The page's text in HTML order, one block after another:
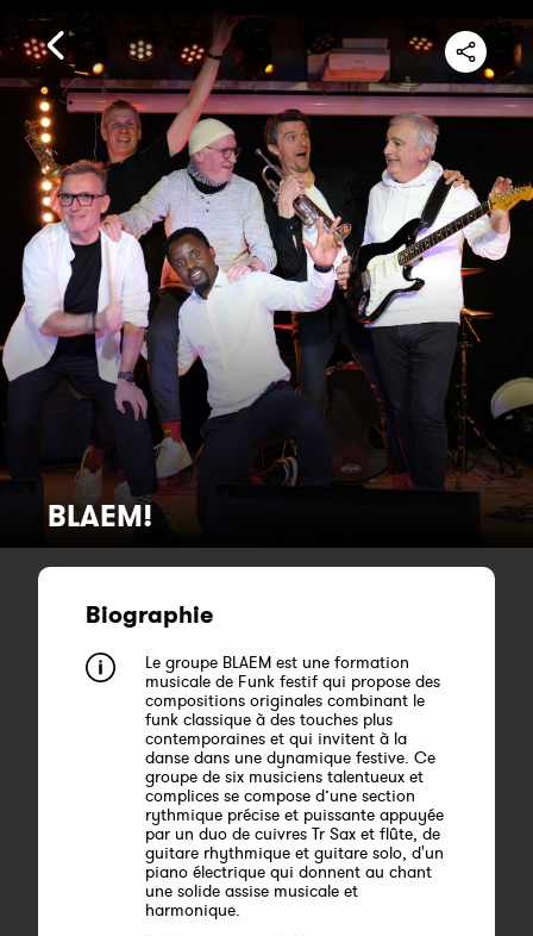
BLAEM!
Biographie
Le groupe BLAEM est une formation
musicale de Funk festif qui propose des
compositions originales combinant le
funk classique à des touches plus
contemporaines et qui invitent à la
danse dans une dynamique festive. Ce
groupe de six musiciens talentueux et
complices se compose d’une section
rythmique précise et puissante appuyée
par un duo de cuivres Tr Sax et flûte, de
guitare rhythmique et guitare solo, d'un
piano électrique qui donnent au chant
une solide assise musicale et
harmonique.